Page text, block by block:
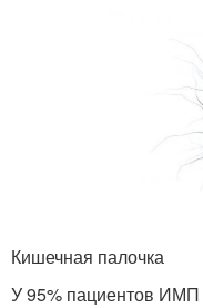
Кишечная палочка
У 95% пациентов ИМП